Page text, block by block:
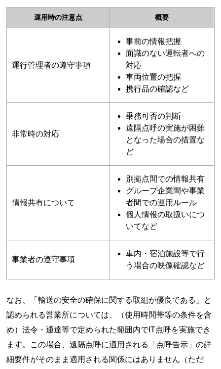
運用時の注意点 概要
運行管理者の遵守事項
事前の情報把握
面識のない運転者への
対応
車両位置の把握
携行品の確認など
非常時の対応
乗務可否の判断
遠隔点呼の実施が困難
となった場合の措置な
ど
情報共有について
別拠点間での情報共有
グループ企業間や事業
者間での運用ルール
個人情報の取扱いにつ
いてなど
事業者の遵守事項
車内・宿泊施設等で行
う場合の映像確認など
なお、「輸送の安全の確保に関する取組が優良である」と
認められる営業所については、（使用時間帯等の条件を含
め）法令・通達等で定められた範囲内でIT点呼を実施でき
ます。この場合、遠隔点呼に適用される「点呼告示」の詳
細要件がそのまま適用される関係にはありません（ただ